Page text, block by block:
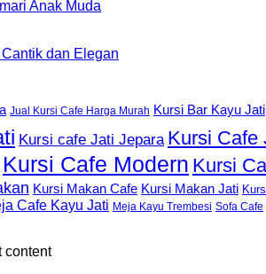
Anak Muda
dan Elegan
Jual Kursi Cafe Harga Murah Kursi Bar Kayu Jati
Kursi cafe Jati Jepara Kursi Cafe
Kursi Cafe Modern Kursi
Kursi Makan Cafe Kursi Makan Jati
Cafe Kayu Jati Meja Kayu Trembesi Sofa Cafe
content